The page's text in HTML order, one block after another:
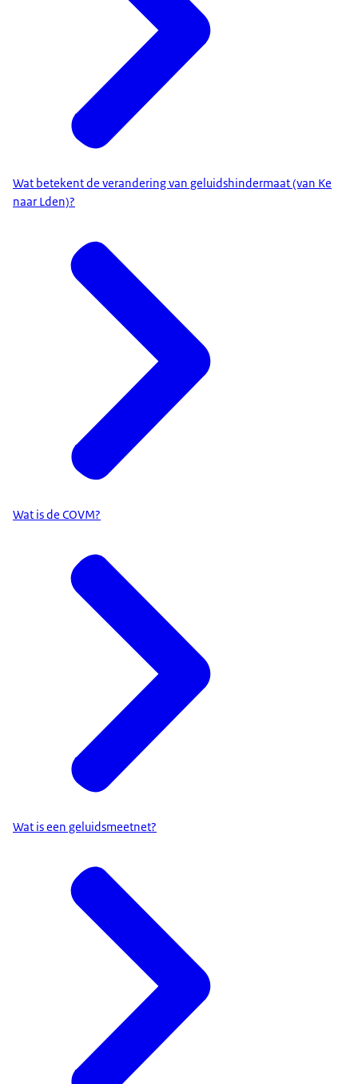
Wat betekent de verandering van geluidshindermaat (van Ke
naar Lden)?
Wat is de COVM?
Wat is een geluidsmeetnet?